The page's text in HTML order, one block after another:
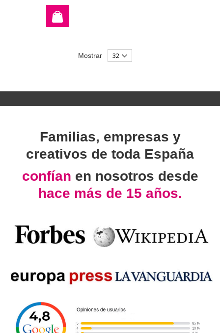
Mostrar
Familias, empresas y
creativos de toda España
confían en nosotros desde
hace más de 15 años.